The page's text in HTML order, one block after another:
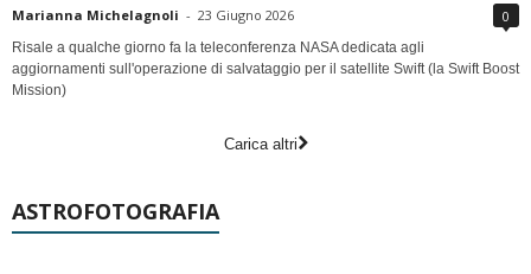
Marianna Michelagnoli - 23 Giugno 2026 0
Risale a qualche giorno fa la teleconferenza NASA dedicata agli
aggiornamenti sull'operazione di salvataggio per il satellite Swift (la Swift Boost
Mission)
Carica altri
ASTROFOTOGRAFIA